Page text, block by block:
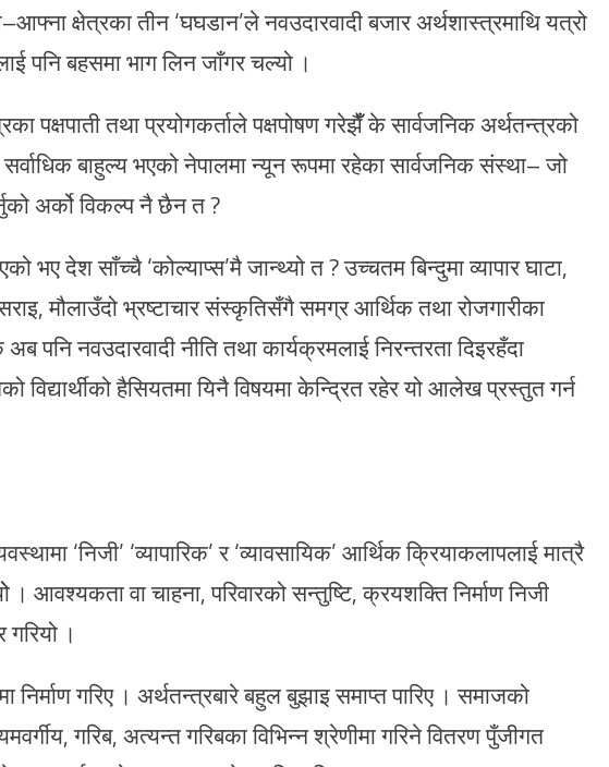
क्षेत्रका तीन ‘घघडान’ले नवउदारवादी बजार अर्थशास्त्रमाथि यत्रो
पनि बहसमा भाग लिन जाँगर चल्यो ।
पक्षपाती तथा प्रयोगकर्ताले पक्षपोषण गरेझैँँ के सार्वजनिक अर्थतन्त्रको
बाहुल्य भएको नेपालमा न्यून रूपमा रहेका सार्वजनिक संस्था– जो
अर्को विकल्प नै छैन त ?
भए देश साँच्चै ‘कोल्याप्स’मै जान्थ्यो त ? उच्चतम बिन्दुमा व्यापार घाटा,
मौलाउँदो भ्रष्टाचार संस्कृतिसँगै समग्र आर्थिक तथा रोजगारीका
पनि नवउदारवादी नीति तथा कार्यक्रमलाई निरन्तरता दिइरहँदा
विद्यार्थीको हैसियतमा यिनै विषयमा केन्द्रित रहेर यो आलेख प्रस्तुत गर्न
‘निजी’ ‘व्यापारिक’ र ‘व्यावसायिक’ आर्थिक क्रियाकलापलाई मात्रै
आवश्यकता वा चाहना, परिवारको सन्तुष्टि, क्रयशक्ति निर्माण निजी
।
निर्माण गरिए । अर्थतन्त्रबारे बहुल बुझाइ समाप्त पारिए । समाजको
गरिब, अत्यन्त गरिबका विभिन्न श्रेणीमा गरिने वितरण पुँजीगत